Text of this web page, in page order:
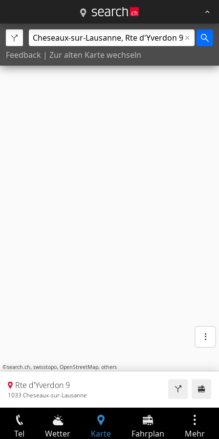
Feedback | Zur alten Karte wechseln
©search.ch, swisstopo, OpenStreetMap, others
Rte d'Yverdon 9
1033 Cheseaux-sur-Lausanne
Tel Wetter Karte Fahrplan Mehr